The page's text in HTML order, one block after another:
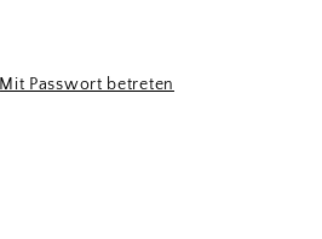
Mit Passwort betreten